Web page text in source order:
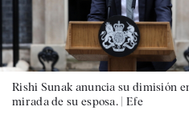
Rishi Sunak anuncia su dimisión
mirada de su esposa. | Efe